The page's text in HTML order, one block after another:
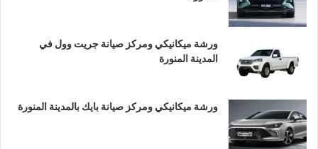
ورشة ميكانيكي ومركز صيانة جريت وول في
المدينة المنورة
ورشة ميكانيكي ومركز صيانة بايك بالمدينة المنورة